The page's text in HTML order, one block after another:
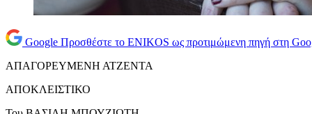
Google Προσθέστε το ENIKOS ως προτιμώμενη πηγή στη
ΑΠΑΓΟΡΕΥΜΕΝΗ ΑΤΖΕΝΤΑ
ΑΠΟΚΛΕΙΣΤΙΚΟ